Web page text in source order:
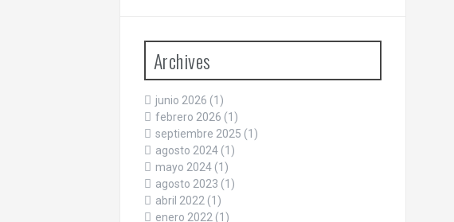
Archives
junio 2026 (1)
febrero 2026 (1)
septiembre 2025 (1)
agosto 2024(1)
mayo 2024(1)
agosto 2023 (1)
abril 2022(1)
enero 2022(1)